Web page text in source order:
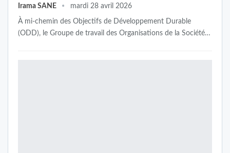
Irama SANE mardi 28 avril 2026
À mi-chemin des Objectifs de Développement Durable
(ODD), le Groupe de travail des Organisations de la Société…